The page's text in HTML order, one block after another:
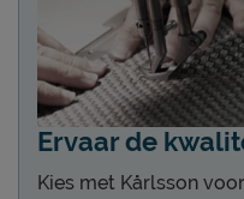
Ervaar de
Kies met Kårlsson